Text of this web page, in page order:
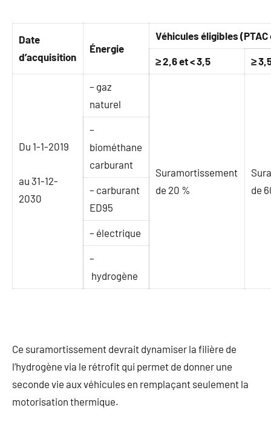
Date
d’acquisition
Énergie
Véhicules éligibles
≥ 2,6 et < 3,5 ≥
Du 1-1-2019
au 31-12-
2030
– gaz
naturel
Suramortissement
de 20 %
de
–
biométhane
carburant
– carburant
ED95
– électrique
–
hydrogène
Ce suramortissement devrait dynamiser la filière de
l’hydrogène via le rétrofit qui permet de donner une
seconde vie aux véhicules en remplaçant seulement la
motorisation thermique.